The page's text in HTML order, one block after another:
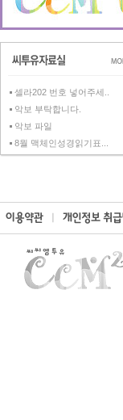
셀라202 번호 넣어주세..
악보 부탁합니다.
악보 파일
8월 맥체인성경읽기표...